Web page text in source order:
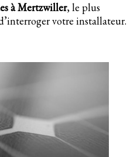
à Mertzwiller, le plus
votre installateur.